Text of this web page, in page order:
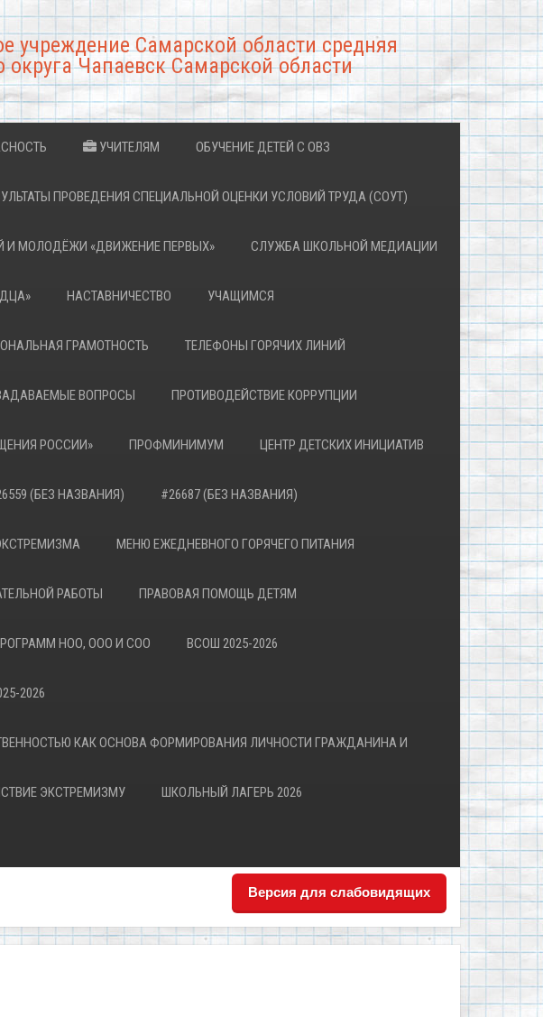
учреждение Самарской области средняя
Чапаевск Самарской области
УЧИТЕЛЯМ ОБУЧЕНИЕ ДЕТЕЙ С ОВЗ
ПРОВЕДЕНИЯ СПЕЦИАЛЬНОЙ ОЦЕНКИ УСЛОВИЙ ТРУДА (СОУТ)
И МОЛОДЁЖИ «ДВИЖЕНИЕ ПЕРВЫХ» СЛУЖБА ШКОЛЬНОЙ МЕДИАЦИИ
НАСТАВНИЧЕСТВО УЧАЩИМСЯ
ГРАМОТНОСТЬ ТЕЛЕФОНЫ ГОРЯЧИХ ЛИНИЙ
ВОПРОСЫ ПРОТИВОДЕЙСТВИЕ КОРРУПЦИИ
РОССИИ» ПРОФМИНИМУМ ЦЕНТР ДЕТСКИХ ИНИЦИАТИВ
(БЕЗ НАЗВАНИЯ) #26687 (БЕЗ НАЗВАНИЯ)
МЕНЮ ЕЖЕДНЕВНОГО ГОРЯЧЕГО ПИТАНИЯ
РАБОТЫ ПРАВОВАЯ ПОМОЩЬ ДЕТЯМ
НОО, ООО И СОО ВСОШ 2025-2026
2026
КАК ОСНОВА ФОРМИРОВАНИЯ ЛИЧНОСТИ ГРАЖДАНИНА И
ЭКСТРЕМИЗМУ ШКОЛЬНЫЙ ЛАГЕРЬ 2026
Версия для слабовидящих